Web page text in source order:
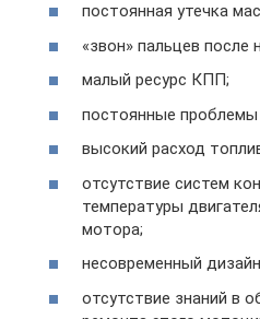
постоянная утечка
«звон» пальцев после
малый ресурс КПП;
постоянные проблемы
высокий расход
отсутствие систем
температуры
мотора;
несовременный
отсутствие знаний в